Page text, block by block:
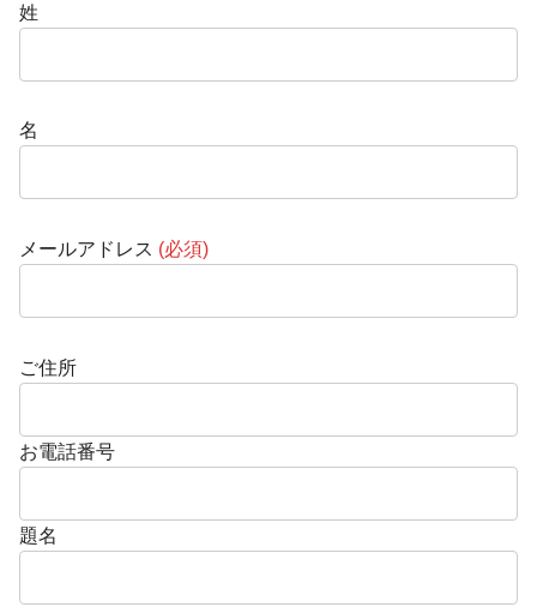
姓
名
メールアドレス (必須)
ご住所
お電話番号
題名